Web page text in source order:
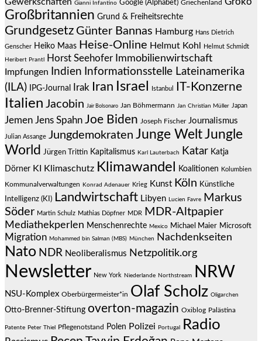
Gianni Infantino Google (Alphabet) Griechenland
Großbritannien Grund & Freiheitsrechte
Grundgesetz Günter Bannas Hamburg Hans Dietrich
Genscher Heiko Maas Heise-Online Helmut Kohl Helmut Schmidt
Heribert Prantl Horst Seehofer Immobilienwirtschaft
Impfungen Indien Informationsstelle Lateinamerika
(ILA)
IPG-Journal Irak Iran Israel Istanbul IT-Konzerne
Italien Jacobin Jair Bolsonaro Jan Böhmermann Jan Christian Müller Japan
Jemen Jens Spahn Joe Biden Joseph Fischer Journalismus
Julian Assange Jungdemokraten Junge WeltJungle
World
Jürgen Trittin Kapitalismus Karl Lauterbach Katar Katja
Dörner KI Klimaschutz Klimawandel Koalitionen Kolumbien
Kommunalverwaltungen Konrad Adenauer Krieg Kunst Köln Künstliche
Intelligenz (KI) Landwirtschaft Libyen Lucien Favre
Markus
Söder Martin Schulz Mathias Döpfner MDR MDR-Altpapier
Mediathekperlen Menschenrechte Mexico Michael Maier Microsoft
Migration Mohammed bin Salman (MBS) München Nachdenkseiten
Nato NDR Neoliberalismus Netzpolitik.org
Newsletter New York Niederlande Northstream NRW
NSU-Komplex Oberbürgermeister*in Olaf Scholz Oligarchen
Otto-Brenner-Stiftung overton-magazin Oxiblog Palästina
Patente Peter Thiel Pflegenotstand Polen Polizei Portugal Radio